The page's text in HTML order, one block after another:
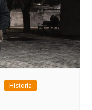
Historia